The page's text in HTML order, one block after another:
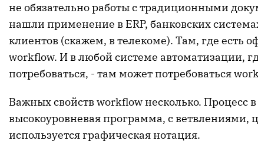
не обязательно работы с традиционными
нашли применение в ERP, банковских
клиентов (скажем, в телекоме). Там, где есть
workflow. И в любой системе автоматизации,
потребоваться, - там может потребоваться
Важных свойств workflow несколько. Процесс в
высокоуровневая программа, с ветвлениями,
используется графическая нотация.